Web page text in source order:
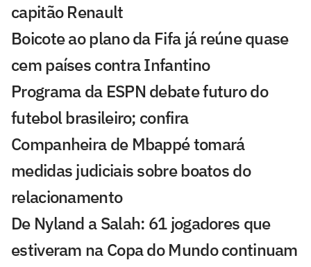
capitão Renault
Boicote ao plano da Fifa já reúne quase
cem países contra Infantino
Programa da ESPN debate futuro do
futebol brasileiro; confira
Companheira de Mbappé tomará
medidas judiciais sobre boatos do
relacionamento
De Nyland a Salah: 61 jogadores que
estiveram na Copa do Mundo continuam